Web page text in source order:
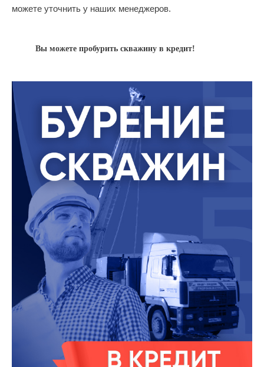
можете уточнить у наших менеджеров.
Вы можете пробурить скважину в кредит!